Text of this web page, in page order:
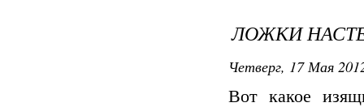
ЛОЖКИ
Четверг, 17 Мая
Вот какое